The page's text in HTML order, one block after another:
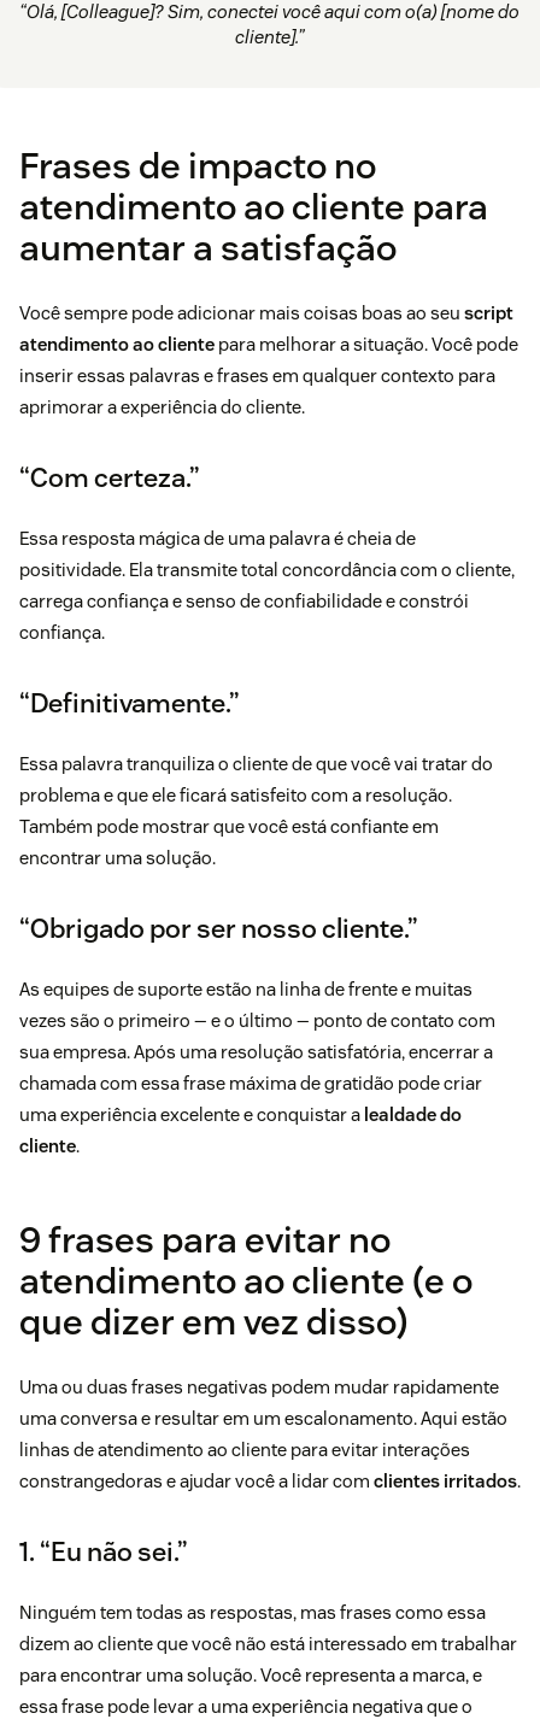
“Olá, [Colleague]? Sim, conectei você aqui com o(a) [nome do
cliente].”
Frases de impacto no
atendimento ao cliente para
aumentar a satisfação
Você sempre pode adicionar mais coisas boas ao seu script
atendimento ao cliente para melhorar a situação. Você pode
inserir essas palavras e frases em qualquer contexto para
aprimorar a experiência do cliente.
“Com certeza.”
Essa resposta mágica de uma palavra é cheia de
positividade. Ela transmite total concordância com o cliente,
carrega confiança e senso de confiabilidade e constrói
confiança.
“Definitivamente.”
Essa palavra tranquiliza o cliente de que você vai tratar do
problema e que ele ficará satisfeito com a resolução.
Também pode mostrar que você está confiante em
encontrar uma solução.
“Obrigado por ser nosso cliente.”
As equipes de suporte estão na linha de frente e muitas
vezes são o primeiro — e o último — ponto de contato com
sua empresa. Após uma resolução satisfatória, encerrar a
chamada com essa frase máxima de gratidão pode criar
uma experiência excelente e conquistar a lealdade do
cliente.
9 frases para evitar no
atendimento ao cliente (e o
que dizer em vez disso)
Uma ou duas frases negativas podem mudar rapidamente
uma conversa e resultar em um escalonamento. Aqui estão
linhas de atendimento ao cliente para evitar interações
constrangedoras e ajudar você a lidar com clientes irritados.
1. “Eu não sei.”
Ninguém tem todas as respostas, mas frases como essa
dizem ao cliente que você não está interessado em trabalhar
para encontrar uma solução. Você representa a marca, e
essa frase pode levar a uma experiência negativa que o